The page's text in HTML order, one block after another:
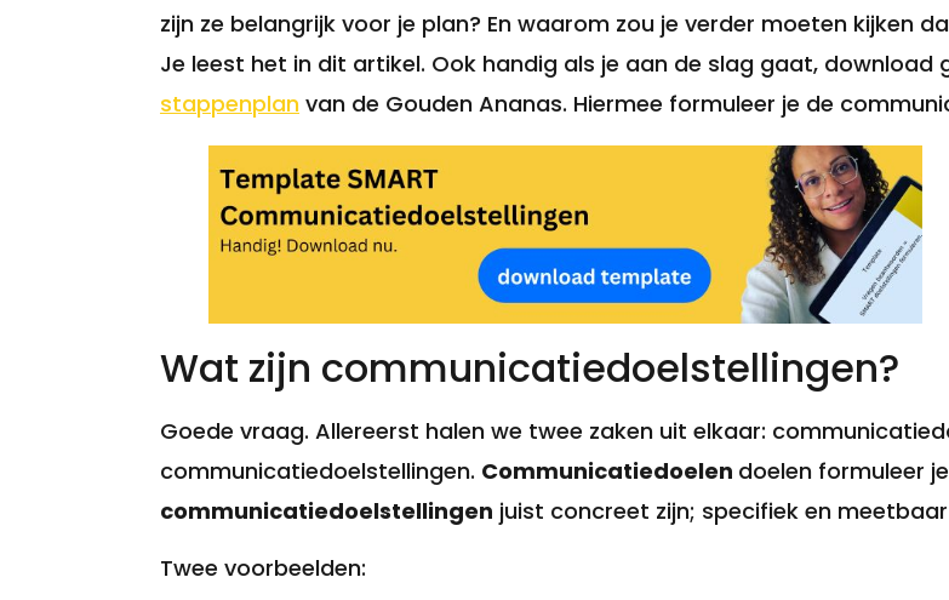
zijn ze belangrijk voor je plan? En waarom zou je verder moeten kijken
Je leest het in dit artikel. Ook handig als je aan de slag gaat, download
stappenplan van de Gouden Ananas. Hiermee formuleer je de
Wat zijn communicatiedoelstellingen?
Goede vraag. Allereerst halen we twee zaken uit elkaar:
communicatiedoelstellingen. Communicatiedoelen doelen formuleer
communicatiedoelstellingen juist concreet zijn; specifiek en meetbaar
Twee voorbeelden: